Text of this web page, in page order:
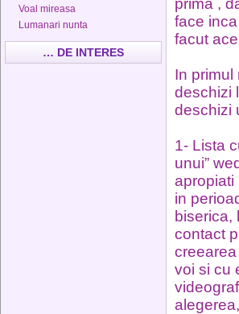
Voal mireasa
Lumanari nunta
… DE INTERES
prima ,
face
facut
In primul
deschizi
deschizi
1- Lista
unui”
apropiati
in
biserica,
contact
voi si cu